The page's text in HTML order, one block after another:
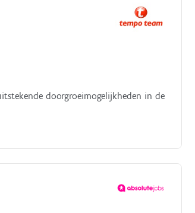
doorgroeimogelijkheden in de